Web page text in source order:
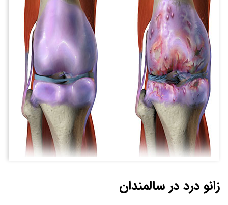
زانو درد در سالمندان